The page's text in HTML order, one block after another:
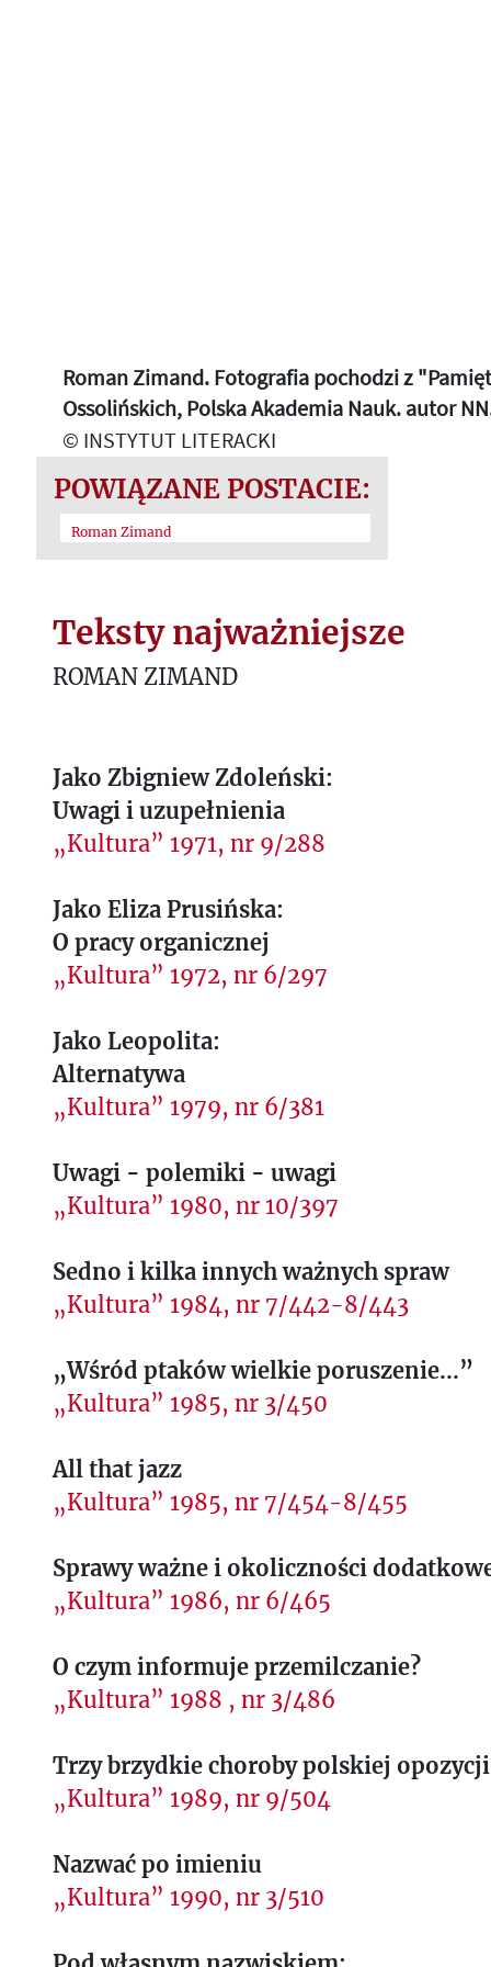
Roman Zimand. Fotografia pochodzi z
Ossolińskich, Polska Akademia Nauk. autor
© INSTYTUT LITERACKI
POWIĄZANE POSTACIE:
Roman Zimand
Teksty najważniejsze
ROMAN ZIMAND
Jako Zbigniew Zdoleński:
Uwagi i uzupełnienia
„Kultura” 1971, nr 9/288
Jako Eliza Prusińska:
O pracy organicznej
„Kultura” 1972, nr 6/297
Jako Leopolita:
Alternatywa
„Kultura” 1979, nr 6/381
Uwagi - polemiki - uwagi
„Kultura” 1980, nr 10/397
Sedno i kilka innych ważnych spraw
„Kultura” 1984, nr 7/442-8/443
„Wśród ptaków wielkie poruszenie...”
„Kultura” 1985, nr 3/450
All that jazz
„Kultura” 1985, nr 7/454-8/455
Sprawy ważne i okoliczności
„Kultura” 1986, nr 6/465
O czym informuje przemilczanie?
„Kultura” 1988 , nr 3/486
Trzy brzydkie choroby polskiej opozycji
„Kultura” 1989, nr 9/504
Nazwać po imieniu
„Kultura” 1990, nr 3/510